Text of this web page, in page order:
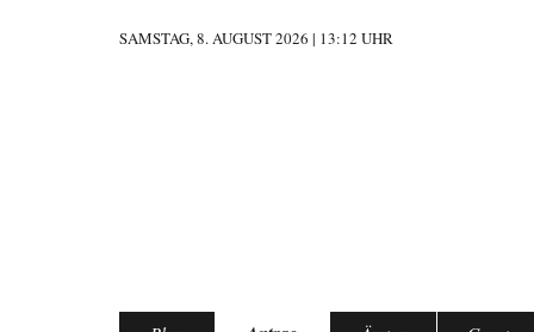
SAMSTAG, 8. AUGUST 2026 | 13:12 UHR